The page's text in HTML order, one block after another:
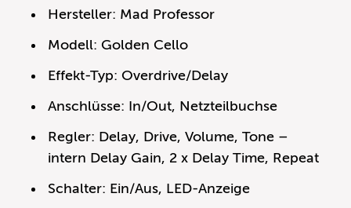
Hersteller: Mad Professor
Modell: Golden Cello
Effekt-Typ: Overdrive/Delay
Anschlüsse: In/Out, Netzteilbuchse
Regler: Delay, Drive, Volume, Tone –
intern Delay Gain, 2 x Delay Time, Repeat
Schalter: Ein/Aus, LED-Anzeige